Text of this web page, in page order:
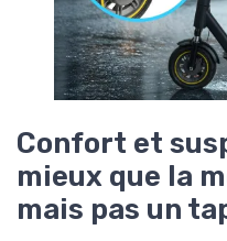
Confort et
mieux que la
mais pas un